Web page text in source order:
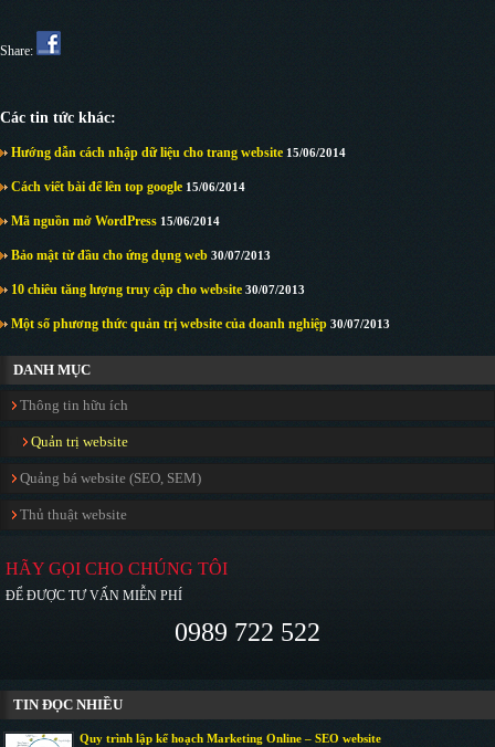
Share:
Các tin tức khác:
Hướng dẫn cách nhập dữ liệu cho trang website 15/06/2014
Cách viết bài để lên top google 15/06/2014
Mã nguồn mở WordPress 15/06/2014
Bảo mật từ đầu cho ứng dụng web 30/07/2013
10 chiêu tăng lượng truy cập cho website 30/07/2013
Một số phương thức quản trị website của doanh nghiệp 30/07/2013
DANH MỤC
Thông tin hữu ích
Quản trị website
Quảng bá website (SEO, SEM)
Thủ thuật website
HÃY GỌI CHO CHÚNG TÔI
ĐỂ ĐƯỢC TƯ VẤN MIỄN PHÍ
0989 722 522
TIN ĐỌC NHIỀU
Quy trình lập kế hoạch Marketing Online – SEO website